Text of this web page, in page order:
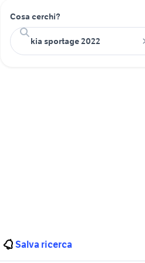
Cosa cerchi?
Salva ricerca